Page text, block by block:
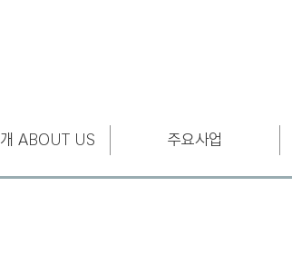
ABOUT US 주요사업